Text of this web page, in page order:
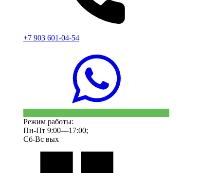
+7 903 601-04-54
Режим работы:
Пн-Пт 9:00—17:00;
Сб-Вс вых